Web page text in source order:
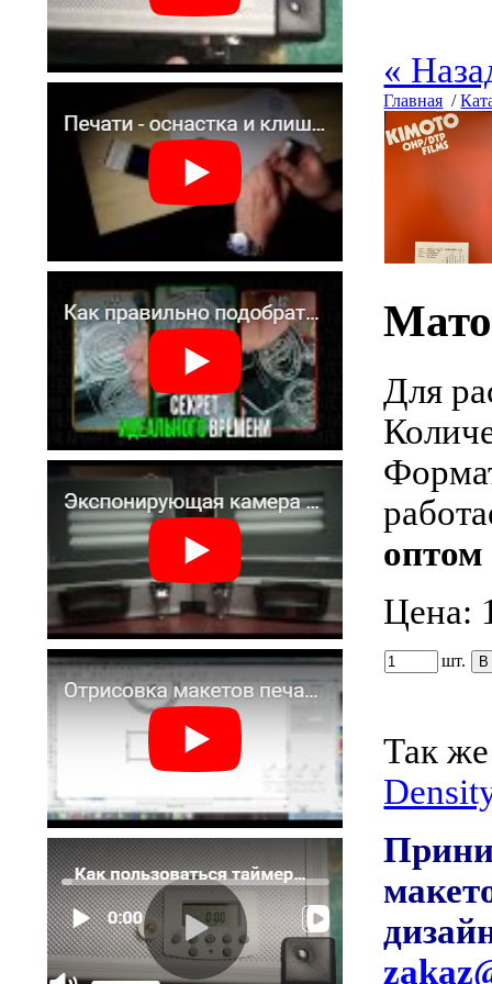
«
Главная /
Для
оптом
Цена:
шт.
Так